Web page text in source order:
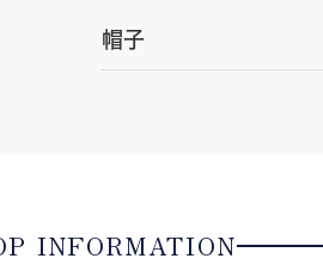
帽子
INFORMATION